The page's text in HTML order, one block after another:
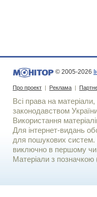
© 2005-2026
Про проект | Реклама |
Всі права на матеріали,
законодавством
Використання
Для iнтернет-видань
для пошукових систем.
виключно в першому чи
Матеріали з